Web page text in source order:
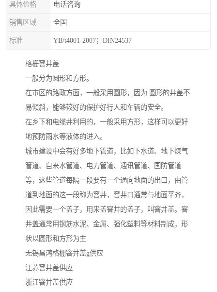
具体价格 电话咨询
销售区域 全国
标准 YB/t4001-2007；DIN24537
格栅窨井盖
一般分为圆形和方形。
在市区的路政方面，一般采用圆形，因为 圆形的井盖不
易倾斜，能够较好的保护好行人和车辆的安全。
在乡下和电缆井利用的，一般采用方形，这样可以更好
地预防雨水等液体的进入。
城市建设中会有好多地下管道，比如下水道、地下煤气
管道、自来水管道、电力管道、通讯管道、国防管道
等，这些管道每隔一段要有一个通向地面的出口，由管
道到地面的这一段称为窨井，窨井口通常与地面平齐，
因此需要一个盖子，用来盖窨井的盖子，叫窨井盖。窨
井盖通常用钢筋水泥、金属、强化塑料等材料制成，形
状以圆形和方形为主
无锡昌鸿格栅窨井盖g供应
江苏窨井盖供应
浙江窨井盖供应